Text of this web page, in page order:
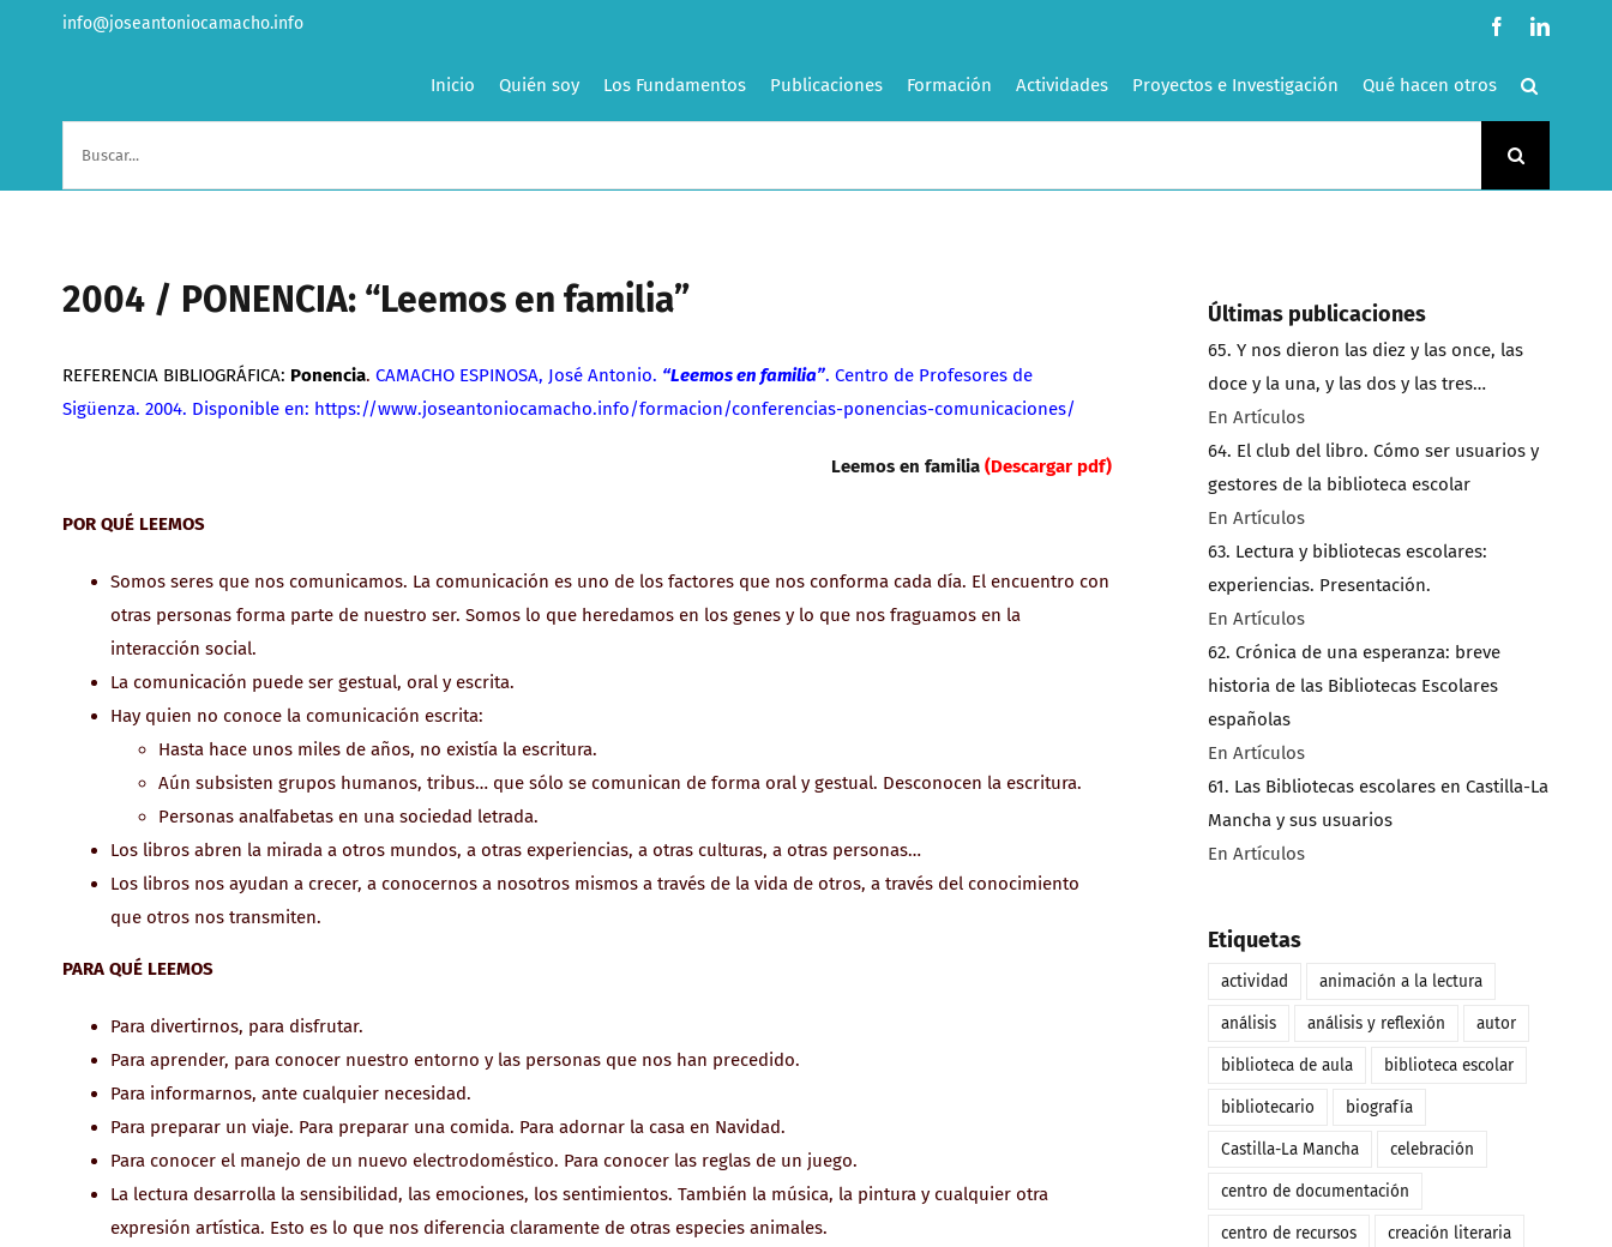
info@joseantoniocamacho.info Facebook
Inicio Quién soy Los Fundamentos Publicaciones Formación Actividades Proyectos e Investigación Qué hacen otros
2004 / PONENCIA: “Leemos en familia”
REFERENCIA BIBLIOGRÁFICA: Ponencia. CAMACHO ESPINOSA, José Antonio. “Leemos en familia”. Centro de Profesores de
Sigüenza. 2004. Disponible en: https://www.joseantoniocamacho.info/formacion/conferencias-ponencias-comunicaciones/
Leemos en familia (Descargar pdf)
POR QUÉ LEEMOS
Somos seres que nos comunicamos. La comunicación es uno de los factores que nos conforma cada día. El encuentro con
otras personas forma parte de nuestro ser. Somos lo que heredamos en los genes y lo que nos fraguamos en la
interacción social.
La comunicación puede ser gestual, oral y escrita.
Hay quien no conoce la comunicación escrita:
Hasta hace unos miles de años, no existía la escritura.
Aún subsisten grupos humanos, tribus… que sólo se comunican de forma oral y gestual. Desconocen la escritura.
Personas analfabetas en una sociedad letrada.
Los libros abren la mirada a otros mundos, a otras experiencias, a otras culturas, a otras personas…
Los libros nos ayudan a crecer, a conocernos a nosotros mismos a través de la vida de otros, a través del conocimiento
que otros nos transmiten.
PARA QUÉ LEEMOS
Para divertirnos, para disfrutar.
Para aprender, para conocer nuestro entorno y las personas que nos han precedido.
Para informarnos, ante cualquier necesidad.
Para preparar un viaje. Para preparar una comida. Para adornar la casa en Navidad.
Para conocer el manejo de un nuevo electrodoméstico. Para conocer las reglas de un juego.
La lectura desarrolla la sensibilidad, las emociones, los sentimientos. También la música, la pintura y cualquier otra
expresión artística. Esto es lo que nos diferencia claramente de otras especies animales.
Últimas publicaciones
65. Y nos dieron las diez y las once, las
doce y la una, y las dos y las tres…
En Artículos
64. El club del libro. Cómo ser usuarios y
gestores de la biblioteca escolar
En Artículos
63. Lectura y bibliotecas escolares:
experiencias. Presentación.
En Artículos
62. Crónica de una esperanza: breve
historia de las Bibliotecas Escolares
españolas
En Artículos
61. Las Bibliotecas escolares en Castilla-La
Mancha y sus usuarios
En Artículos
Etiquetas
actividad animación a la lectura
análisis análisis y reflexión autor
biblioteca de aula biblioteca escolar
bibliotecario biografía
Castilla-La Mancha celebración
centro de documentación
centro de recursos creación literaria